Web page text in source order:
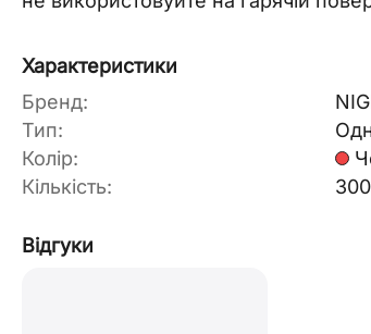
Характеристики
Бренд:
Тип:
Колір:
Кількість:
Відгуки